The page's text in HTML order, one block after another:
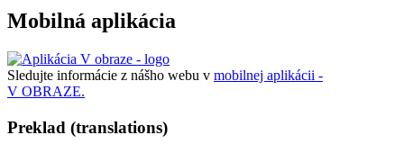
Mobilná aplikácia
Sledujte informácie z nášho webu v mobilnej aplikácii -
V OBRAZE.
Preklad (translations)